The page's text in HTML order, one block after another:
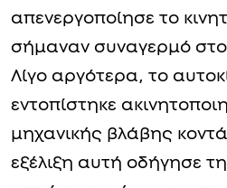
απενεργοποίησε το
σήμαναν συναγερμό
Λίγο αργότερα, το
εντοπίστηκε
μηχανικής βλάβης
εξέλιξη αυτή οδήγησε